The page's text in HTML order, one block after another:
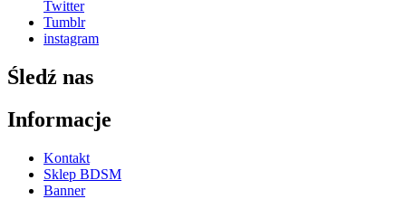
Twitter
Tumblr
instagram
Śledź nas
Informacje
Kontakt
Sklep BDSM
Banner